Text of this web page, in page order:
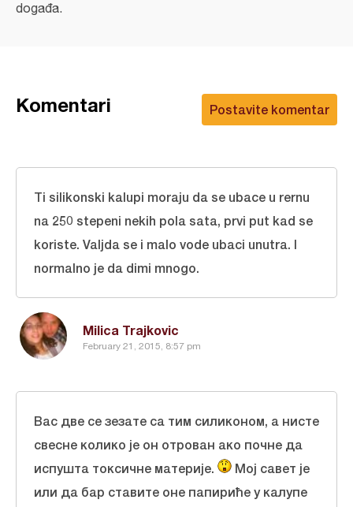
događa.
Postavite komentar
Komentari
Milica Trajkovic
February 21, 2015, 8:57 pm
Ti silikonski kalupi moraju da se ubace u rernu
na 250 stepeni nekih pola sata, prvi put kad se
koriste. Valjda se i malo vode ubaci unutra. I
normalno je da dimi mnogo.
Вас две се зезате са тим силиконом, а нисте
свесне колико је он отрован ако почне да
испушта токсичне материје.
Мој савет је
или да бар ставите оне папириће у калупе